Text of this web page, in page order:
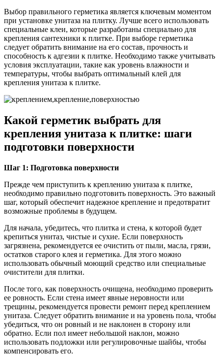
Выбор правильного герметика является ключевым моментом
при установке унитаза на плитку. Лучше всего использовать
специальные клеи, которые разработаны специально для
крепления сантехники к плитке. При выборе герметика
следует обратить внимание на его состав, прочность и
способность к адгезии к плитке. Необходимо также учитывать
условия эксплуатации, такие как уровень влажности и
температуры, чтобы выбрать оптимальный клей для
крепления унитаза к плитке.
Какой герметик выбрать для
крепления унитаза к плитке: шаги
подготовки поверхности
Шаг 1: Подготовка поверхности
Прежде чем приступить к креплению унитаза к плитке,
необходимо правильно подготовить поверхность. Это важный
шаг, который обеспечит надежное крепление и предотвратит
возможные проблемы в будущем.
Для начала, убедитесь, что плитка и стена, к которой будет
крепиться унитаз, чистые и сухие. Если поверхность
загрязнена, рекомендуется ее очистить от пыли, масла, грязи,
остатков старого клея и герметика. Для этого можно
использовать обычный моющий средство или специальные
очистители для плитки.
После того, как поверхность очищена, необходимо проверить
ее ровность. Если стена имеет явные неровности или
трещины, рекомендуется провести ремонт перед креплением
унитаза. Следует обратить внимание и на уровень пола, чтобы
убедиться, что он ровный и не наклонен в сторону или
обратно. Если пол имеет небольшой наклон, можно
использовать подложки или регулировочные шайбы, чтобы
компенсировать его.